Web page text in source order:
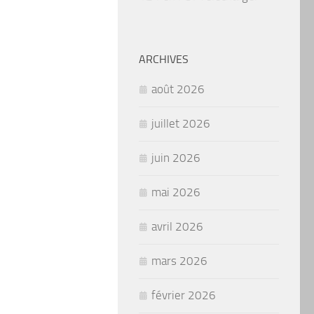
ARCHIVES
août 2026
juillet 2026
juin 2026
mai 2026
avril 2026
mars 2026
février 2026